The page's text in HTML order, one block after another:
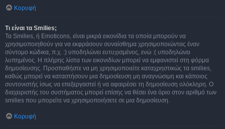
Κορυφή
Τι είναι τα Smilies;
Τα Smilies, ή Emoticons, είναι μικρά εικονίδια τα οποία μπορούν να
χρησιμοποιηθούν για να εκφράσουν συναίσθημα χρησιμοποιώντας έναν
σύντομο κώδικα, π.χ. :) υποδηλώνει ευτυχισμένος, ενώ :( υποδηλώνει
λυπημένος. Η πλήρης λίστα των εικονιδίων μπορεί να εμφανιστεί στη φόρμα
δημοσίευσης. Προσπαθήστε να μη χρησιμοποιείτε καταχρηστικώς τα smilies,
καθώς μπορεί να καταστήσουν μια δημοσίευση μη αναγνώσιμη και κάποιος
συντονιστής ίσως να επεξεργαστεί ή να αφαιρέσει τη δημοσίευση ολόκληρη. Ο
διαχειριστής του συστήματος μπορεί επίσης να θέσει ένα όριο στον αριθμό των
smilies που μπορείτε να χρησιμοποιήσετε σε μια δημοσίευση.
Κορυφή